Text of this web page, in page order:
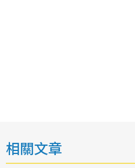
相關文章